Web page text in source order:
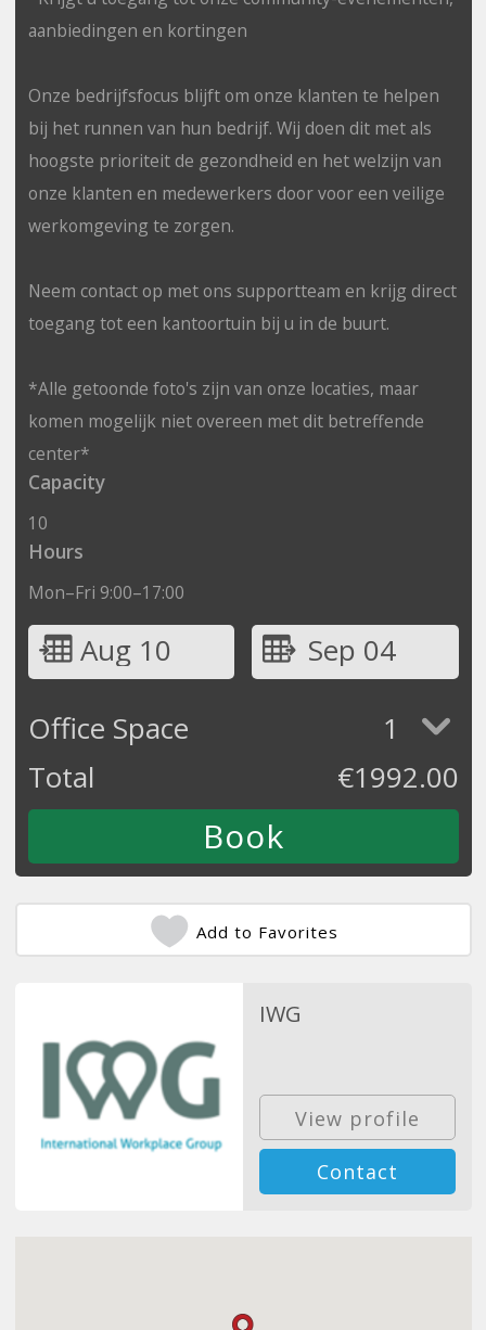
aanbiedingen en kortingen
Onze bedrijfsfocus blijft om onze klanten te helpen
bij het runnen van hun bedrijf. Wij doen dit met als
hoogste prioriteit de gezondheid en het welzijn van
onze klanten en medewerkers door voor een veilige
werkomgeving te zorgen.
Neem contact op met ons supportteam en krijg direct
toegang tot een kantoortuin bij u in de buurt.
*Alle getoonde foto's zijn van onze locaties, maar
komen mogelijk niet overeen met dit betreffende
center*
Capacity
10
Hours
Mon–Fri 9:00–17:00
Aug 10
Sep 04
Office Space
1
Total
€1992.00
Add to Favorites
IWG
View profile
Contact